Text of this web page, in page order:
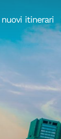
nuovi itinerari